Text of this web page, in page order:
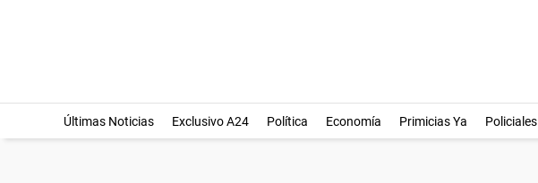
Últimas Noticias Exclusivo A24 Política Economía Primicias Ya Policiales